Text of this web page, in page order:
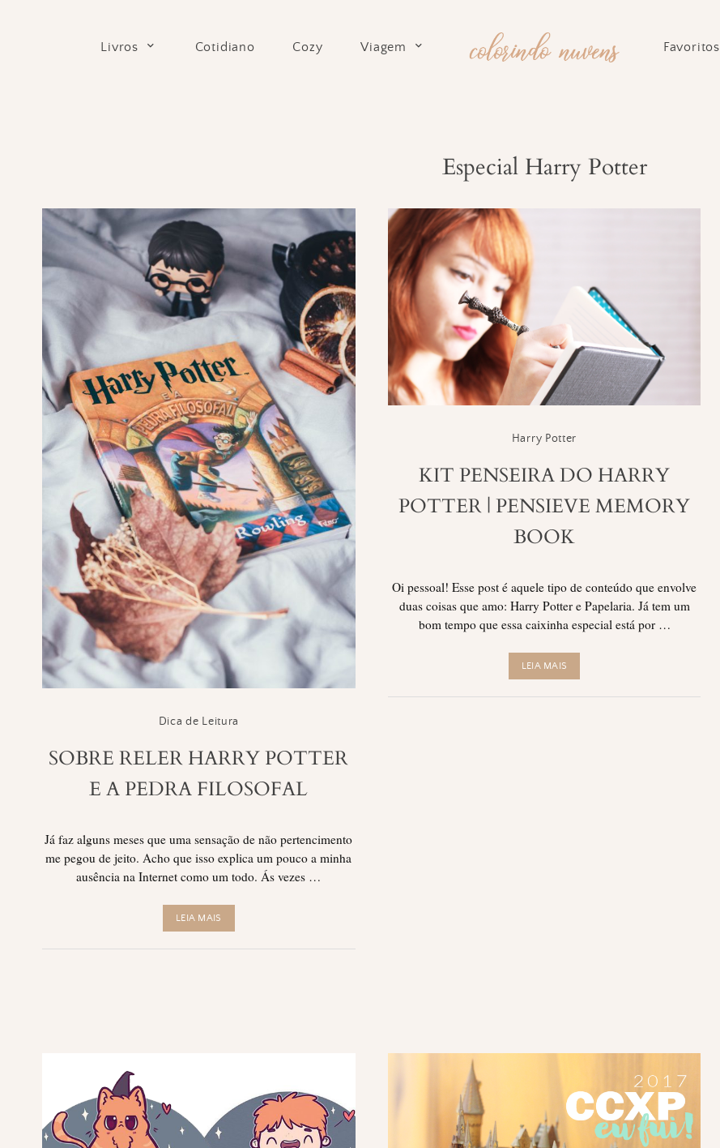
Livros Cotidiano Cozy Viagem Favoritos
Especial Harry Potter
Dica de Leitura
SOBRE RELER HARRY POTTER
E A PEDRA FILOSOFAL
Já faz alguns meses que uma sensação de não pertencimento
me pegou de jeito. Acho que isso explica um pouco a minha
ausência na Internet como um todo. Ás vezes …
LEIA MAIS
Harry Potter
KIT PENSEIRA DO HARRY
POTTER | PENSIEVE MEMORY
BOOK
Oi pessoal! Esse post é aquele tipo de conteúdo que envolve
duas coisas que amo: Harry Potter e Papelaria. Já tem um
bom tempo que essa caixinha especial está por …
LEIA MAIS